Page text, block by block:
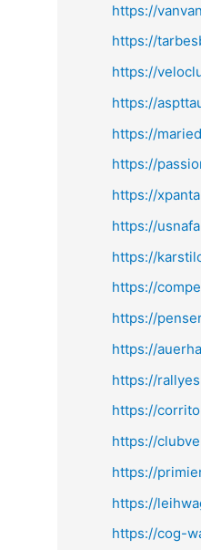
https://
https://
https://
https://
https://
https://
https://
https://
https://
https://
https://
https://
https://
https://
https://
https://
https://
https://cog-